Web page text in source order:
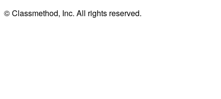
© Classmethod, Inc. All rights reserved.